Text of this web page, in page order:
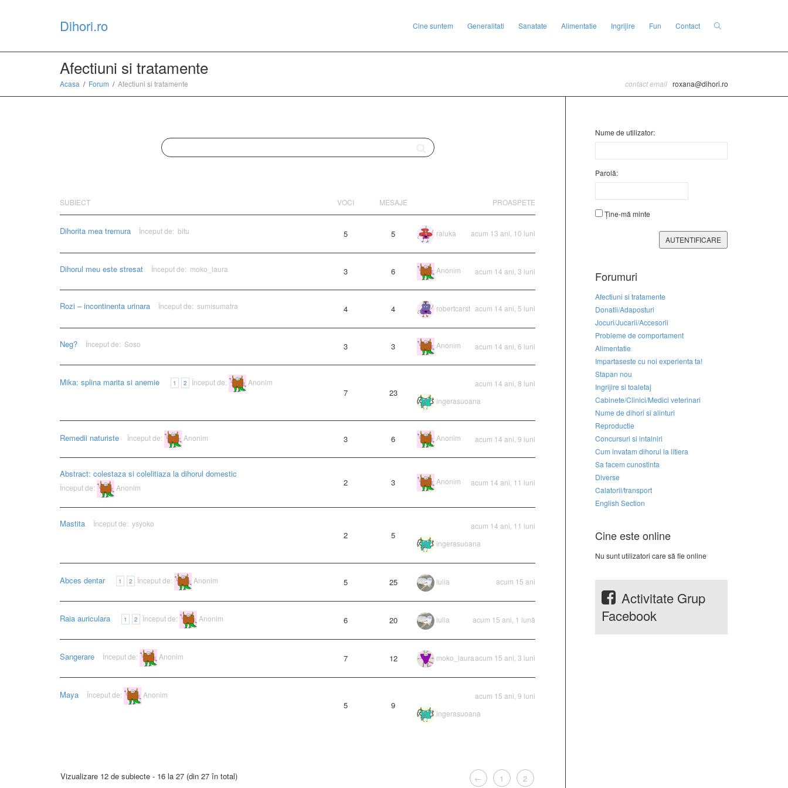
Dihori.ro Cine suntem Generalitati Sanatate Alimentatie Ingrijire Fun Contact
Afectiuni si tratamente
Acasa Forum Afectiuni si tratamente contact email roxana@dihori.ro
SUBIECT VOCI MESAJE PROASPETE
Dihorita mea tremura Început de: bitu 5 5 acum 13 ani, 10 luni
raluka
Dihorul meu este stresat Început de: moko_laura 3 6 acum 14 ani, 3 luni
Anonim
Rozi – incontinenta urinara Început de: sumisumatra 4 4 acum 14 ani, 5 luni
robertcarst
Neg? Început de: Soso 3 3 acum 14 ani, 6 luni
Anonim
Mika: splina marita si anemie 1 2 Început de: Anonim
7 23
acum 14 ani, 8 luni
ingerasuoana
Remedii naturiste Început de: Anonim 3 6 acum 14 ani, 9 luni
Anonim
Abstract: colestaza si colelitiaza la dihorul domestic
Început de: Anonim 2 3 acum 14 ani, 11 luni
Anonim
Mastita Început de: ysyoko
2 5
acum 14 ani, 11 luni
ingerasuoana
Abces dentar 1 2 Început de: Anonim 5 25 acum 15 ani
iulia
Raia auriculara 1 2 Început de: Anonim 6 20 acum 15 ani, 1 lună
iulia
Sangerare Început de: Anonim 7 12 acum 15 ani, 3 luni
moko_laura
Maya Început de: Anonim
5 9
acum 15 ani, 9 luni
ingerasuoana
Vizualizare 12 de subiecte - 16 la 27 (din 27 în total) ← 1 2
Nume de utilizator:
Parolă:
Ține-mă minte
AUTENTIFICARE
Forumuri
Afectiuni si tratamente
Donatii/Adaposturi
Jocuri/Jucarii/Accesorii
Probleme de comportament
Alimentatie
Impartaseste cu noi experienta ta!
Stapan nou
Ingrijire si toaletaj
Cabinete/Clinici/Medici veterinari
Nume de dihori si alinturi
Reproductie
Concursuri si intalniri
Cum invatam dihorul la litiera
Sa facem cunostinta
Diverse
Calatorii/transport
English Section
Cine este online
Nu sunt utilizatori care să fie online
Activitate Grup
Facebook